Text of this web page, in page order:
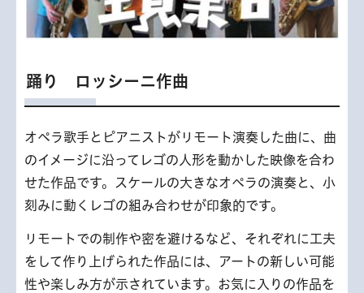
踊り ロッシーニ作曲
オペラ歌手とピアニストがリモート演奏した曲に、曲
のイメージに沿ってレゴの人形を動かした映像を合わ
せた作品です。スケールの大きなオペラの演奏と、小
刻みに動くレゴの組み合わせが印象的です。
リモートでの制作や密を避けるなど、それぞれに工夫
をして作り上げられた作品には、アートの新しい可能
性や楽しみ方が示されています。お気に入りの作品を